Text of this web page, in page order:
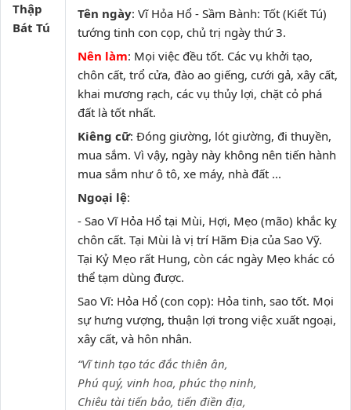
Thập
Bát Tú
Tên ngày: Vĩ Hỏa Hổ - Sầm Bành: Tốt (Kiết Tú)
tướng tinh con cọp, chủ trị ngày thứ 3.
Nên làm: Mọi việc đều tốt. Các vụ khởi tạo,
chôn cất, trổ cửa, đào ao giếng, cưới gả, xây cất,
khai mương rạch, các vụ thủy lợi, chặt cỏ phá
đất là tốt nhất.
Kiêng cữ: Đóng giường, lót giường, đi thuyền,
mua sắm. Vì vậy, ngày này không nên tiến hành
mua sắm như ô tô, xe máy, nhà đất ...
Ngoại lệ:
- Sao Vĩ Hỏa Hổ tại Mùi, Hợi, Mẹo (mão) khắc kỵ
chôn cất. Tại Mùi là vị trí Hãm Địa của Sao Vỹ.
Tại Kỷ Mẹo rất Hung, còn các ngày Mẹo khác có
thể tạm dùng được.
Sao Vĩ: Hỏa Hổ (con cọp): Hỏa tinh, sao tốt. Mọi
sự hưng vượng, thuận lợi trong việc xuất ngoại,
xây cất, và hôn nhân.
“Vĩ tinh tạo tác đắc thiên ân,
Phú quý, vinh hoa, phúc thọ ninh,
Chiêu tài tiến bảo, tiến điền địa,